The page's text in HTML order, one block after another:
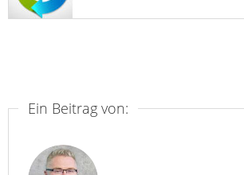
Ein Beitrag von: